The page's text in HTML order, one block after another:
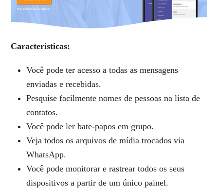
Características:
Você pode ter acesso a todas as mensagens
enviadas e recebidas.
Pesquise facilmente nomes de pessoas na lista de
contatos.
Você pode ler bate-papos em grupo.
Veja todos os arquivos de mídia trocados via
WhatsApp.
Você pode monitorar e rastrear todos os seus
dispositivos a partir de um único painel.